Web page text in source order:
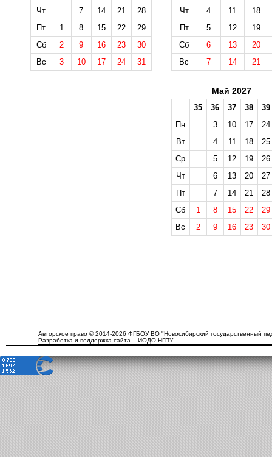
Чт
7 14 21
28
Пт
1 8 15 22
29
Сб
2 9 16 23
30
Вс
3 10 17 24 31
Чт
4 11
18
Пт
5 12
19
Сб
6 13
20
Вс
7 14 21
Май 2027
35 36 37 38
39
Пн
3 10 17
24
Вт
4 11 18
25
Ср
5 12 19
26
Чт
6 13 20
27
Пт
7 14 21
28
Сб
1 8 15 22
29
Вс
2 9 16 23 30
Авторское право © 2014-2026 ФГБОУ ВО "Новосибирский государственный
Разработка и поддержка сайта – ИОДО НГПУ